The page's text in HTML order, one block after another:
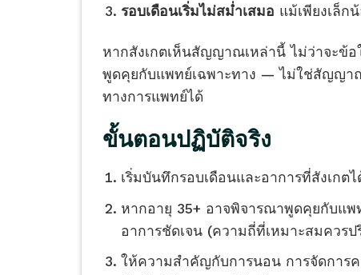
รอบเดือนเริ่มไม่สม่ำเสมอ แม้เพียงเล็ก
หากสังเกตเห็นสัญญาณเหล่านี้ ไม่ว่าจะข้
พูดคุยกับแพทย์เฉพาะทาง — ไม่ใช่สัญญา
ทางการแพทย์ได้
ขั้นตอนปฏิบัติจริง
เริ่มบันทึกรอบเดือนและอาการที่สังเก
หากอายุ 35+ อาจพิจารณาพูดคุยกับแพ
อาการชัดเจน (ความถี่ที่เหมาะสมควร
ให้ความสำคัญกับการนอน การจัดการ